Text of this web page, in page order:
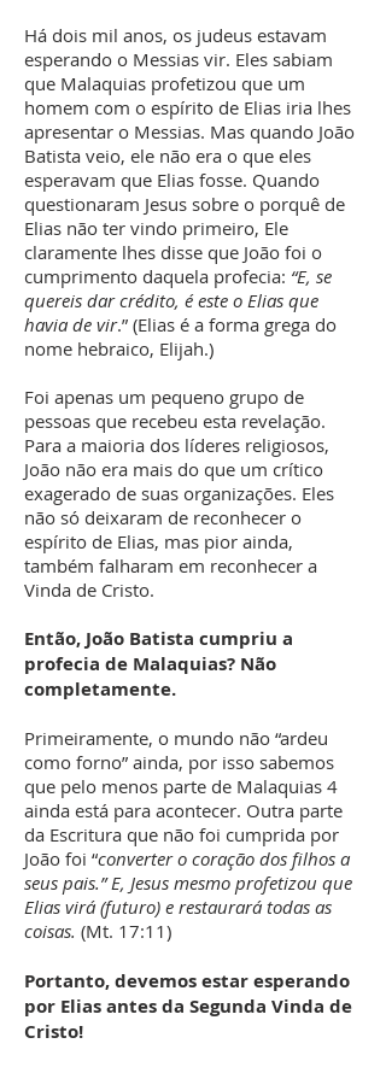
Há dois mil anos, os judeus estavam
esperando o Messias vir. Eles sabiam
que Malaquias profetizou que um
homem com o espírito de Elias iria lhes
apresentar o Messias. Mas quando João
Batista veio, ele não era o que eles
esperavam que Elias fosse. Quando
questionaram Jesus sobre o porquê de
Elias não ter vindo primeiro, Ele
claramente lhes disse que João foi o
cumprimento daquela profecia: “E, se
quereis dar crédito, é este o Elias que
havia de vir.” (Elias é a forma grega do
nome hebraico, Elijah.)
Foi apenas um pequeno grupo de
pessoas que recebeu esta revelação.
Para a maioria dos líderes religiosos,
João não era mais do que um crítico
exagerado de suas organizações. Eles
não só deixaram de reconhecer o
espírito de Elias, mas pior ainda,
também falharam em reconhecer a
Vinda de Cristo.
Então, João Batista cumpriu a
profecia de Malaquias? Não
completamente.
Primeiramente, o mundo não “ardeu
como forno” ainda, por isso sabemos
que pelo menos parte de Malaquias 4
ainda está para acontecer. Outra parte
da Escritura que não foi cumprida por
João foi “converter o coração dos filhos a
seus pais.” E, Jesus mesmo profetizou que
Elias virá (futuro) e restaurará todas as
coisas. (Mt. 17:11)
Portanto, devemos estar esperando
por Elias antes da Segunda Vinda de
Cristo!